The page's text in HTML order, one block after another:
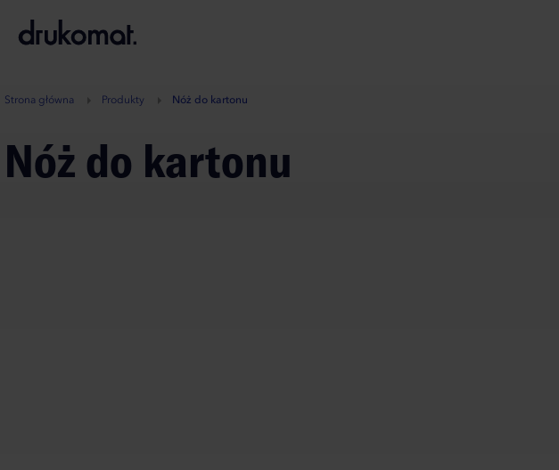
A
Strona główna Produkty Nóż do kartonu
Nóż do kartonu